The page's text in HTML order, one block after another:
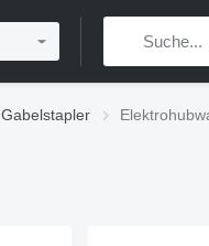
Gabelstapler